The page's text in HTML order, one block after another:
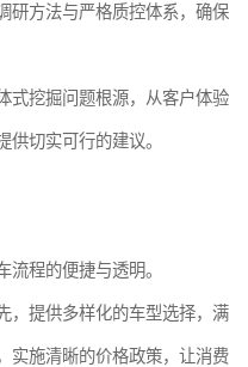
研方法与严格质控体系，确保
式挖掘问题根源，从客户体验
切实可行的建议。
程的便捷与透明。
，提供多样化的车型选择，满
实施清晰的价格政策，让消费